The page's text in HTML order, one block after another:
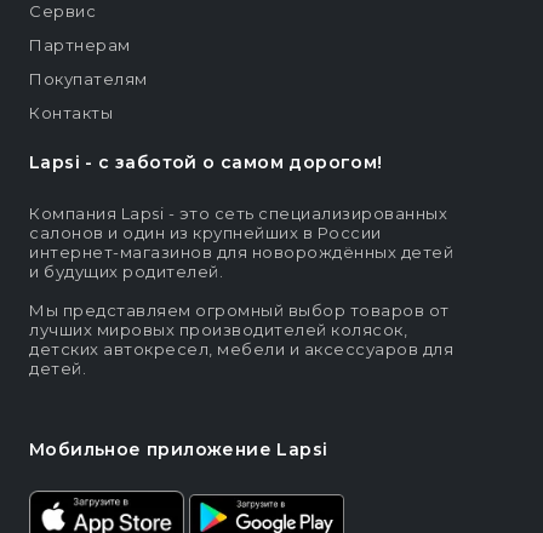
Lapsi - c заботой о самом дорогом!
Компания Lapsi - это сеть специализированных
салонов и один из крупнейших в России
интернет-магазинов для новорождённых детей
и будущих родителей.
Мы представляем огромный выбор товаров от
лучших мировых производителей колясок,
детских автокресел, мебели и аксессуаров для
детей.
Мобильное приложение Lapsi
Сервис
Партнерам
Покупателям
Контакты